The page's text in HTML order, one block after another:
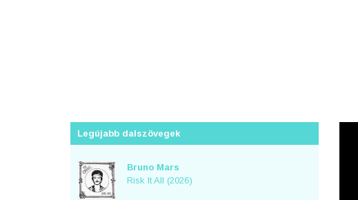
Legújabb dalszövegek
Bruno Mars
Risk It All (2026)